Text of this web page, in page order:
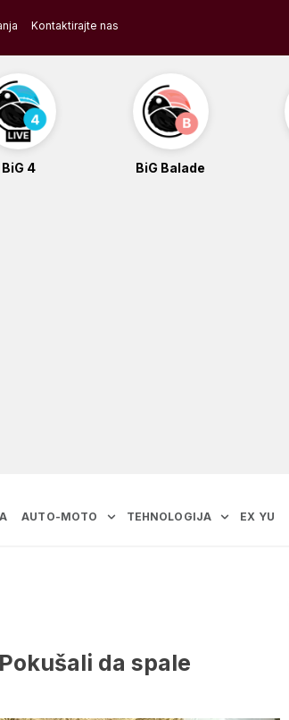
Kontaktirajte nas
BiG 4 BiG Balade
AUTO-MOTO TEHNOLOGIJA EX YU
da spale